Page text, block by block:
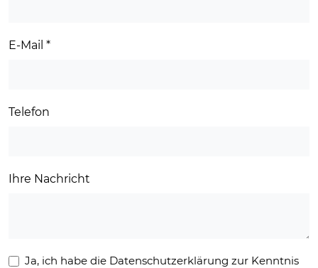
E-Mail *
Telefon
Ihre Nachricht
Ja, ich habe die Datenschutzerklärung zur Kenntnis